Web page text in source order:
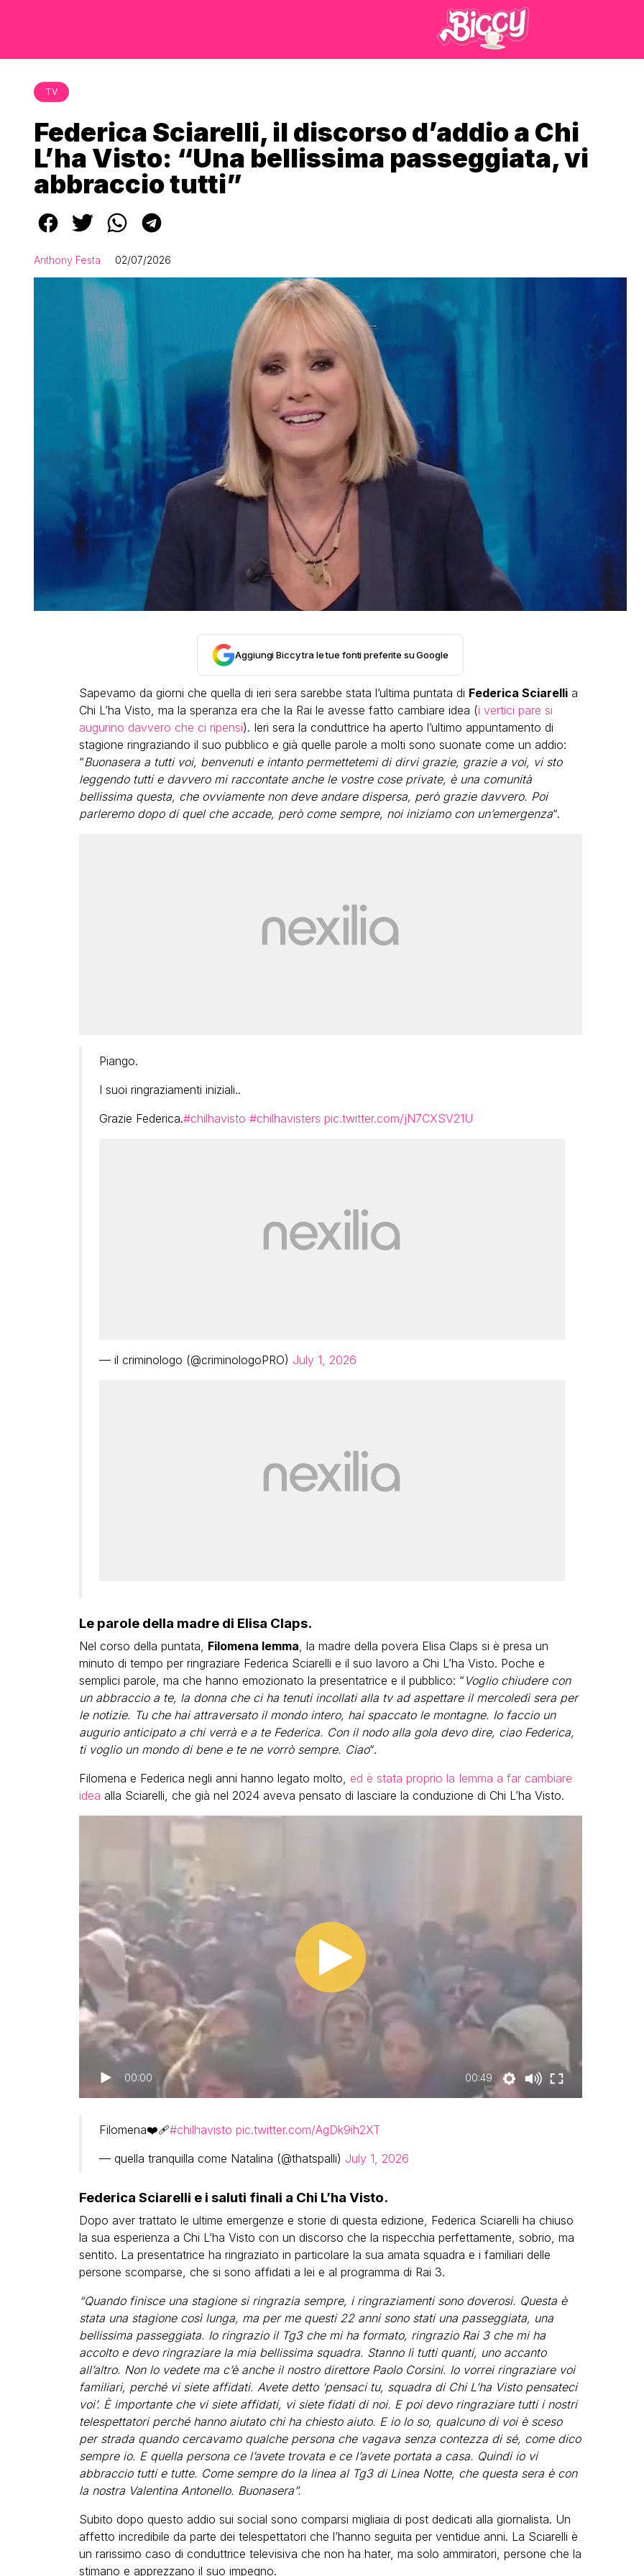
TV
Federica Sciarelli, il discorso d’addio a Chi
L’ha Visto: “Una bellissima passeggiata, vi
abbraccio tutti”
Anthony Festa 02/07/2026
Aggiungi Biccy tra le tue fonti preferite su Google
Sapevamo da giorni che quella di ieri sera sarebbe stata l’ultima puntata di Federica Sciarellia
Chi L’ha Visto, ma la speranza era che la Rai le avesse fatto cambiare idea (i vertici pare si
augurino davvero che ci ripensi). Ieri sera la conduttrice ha aperto l’ultimo appuntamento di
stagione ringraziando il suo pubblico e già quelle parole a molti sono suonate come un addio:
“Buonasera a tutti voi, benvenuti e intanto permettetemi di dirvi grazie, grazie a voi, vi sto
leggendo tutti e davvero mi raccontate anche le vostre cose private, è una comunità
bellissima questa, che ovviamente non deve andare dispersa, però grazie davvero. Poi
parleremo dopo di quel che accade, però come sempre, noi iniziamo con un’emergenza“.
Piango.
I suoi ringraziamenti iniziali..
Grazie Federica.#chilhavisto #chilhavisters pic.twitter.com/jN7CXSV21U
— il criminologo (@criminologoPRO) July 1, 2026
Le parole della madre di Elisa Claps.
Nel corso della puntata, Filomena Iemma, la madre della povera Elisa Claps si è presa un
minuto di tempo per ringraziare Federica Sciarelli e il suo lavoro a Chi L’ha Visto. Poche e
semplici parole, ma che hanno emozionato la presentatrice e il pubblico: “ Voglio chiudere con
un abbraccio a te, la donna che ci ha tenuti incollati alla tv ad aspettare il mercoledì sera per
le notizie. Tu che hai attraversato il mondo intero, hai spaccato le montagne. Io faccio un
augurio anticipato a chi verrà e a te Federica. Con il nodo alla gola devo dire, ciao Federica,
ti voglio un mondo di bene e te ne vorrò sempre. Ciao“.
Filomena e Federica negli anni hanno legato molto, ed è stata proprio la Iemma a far cambiare
idea alla Sciarelli, che già nel 2024 aveva pensato di lasciare la conduzione di Chi L’ha Visto.
00:00 00:49
Filomena❤️‍🩹#chilhavisto pic.twitter.com/AgDk9ih2XT
— quella tranquilla come Natalina (@thatspalli) July 1, 2026
Federica Sciarelli e i saluti finali a Chi L’ha Visto.
Dopo aver trattato le ultime emergenze e storie di questa edizione, Federica Sciarelli ha chiuso
la sua esperienza a Chi L’ha Visto con un discorso che la rispecchia perfettamente, sobrio, ma
sentito. La presentatrice ha ringraziato in particolare la sua amata squadra e i familiari delle
persone scomparse, che si sono affidati a lei e al programma di Rai 3.
“Quando finisce una stagione si ringrazia sempre, i ringraziamenti sono doverosi. Questa è
stata una stagione così lunga, ma per me questi 22 anni sono stati una passeggiata, una
bellissima passeggiata. Io ringrazio il Tg3 che mi ha formato, ringrazio Rai 3 che mi ha
accolto e devo ringraziare la mia bellissima squadra. Stanno lì tutti quanti, uno accanto
all’altro. Non lo vedete ma c’è anche il nostro direttore Paolo Corsini. Io vorrei ringraziare voi
familiari, perché vi siete affidati. Avete detto ‘pensaci tu, squadra di Chi L’ha Visto pensateci
voi’. È importante che vi siete affidati, vi siete fidati di noi. E poi devo ringraziare tutti i nostri
telespettatori perché hanno aiutato chi ha chiesto aiuto. E io lo so, qualcuno di voi è sceso
per strada quando cercavamo qualche persona che vagava senza contezza di sé, come dico
sempre io. E quella persona ce l’avete trovata e ce l’avete portata a casa. Quindi io vi
abbraccio tutti e tutte. Come sempre do la linea al Tg3 di Linea Notte, che questa sera è con
la nostra Valentina Antonello. Buonasera”.
Subito dopo questo addio sui social sono comparsi migliaia di post dedicati alla giornalista. Un
affetto incredibile da parte dei telespettatori che l’hanno seguita per ventidue anni. La Sciarelli è
un rarissimo caso di conduttrice televisiva che non ha hater, ma solo ammiratori, persone che la
stimano e apprezzano il suo impegno.
LGBT
Bambola Star, la festa di
compleanno con tutte le grandi